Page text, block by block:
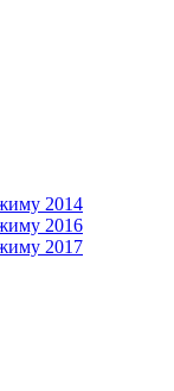
2014
2016
2017